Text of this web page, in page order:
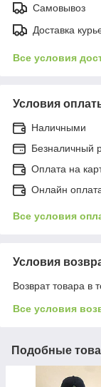
Самовывоз
Доставка
Все условия
Условия
Наличными
Безналичный
Оплата на
Онлайн
Все условия
Условия
Возврат товара в
Все условия
Подобные